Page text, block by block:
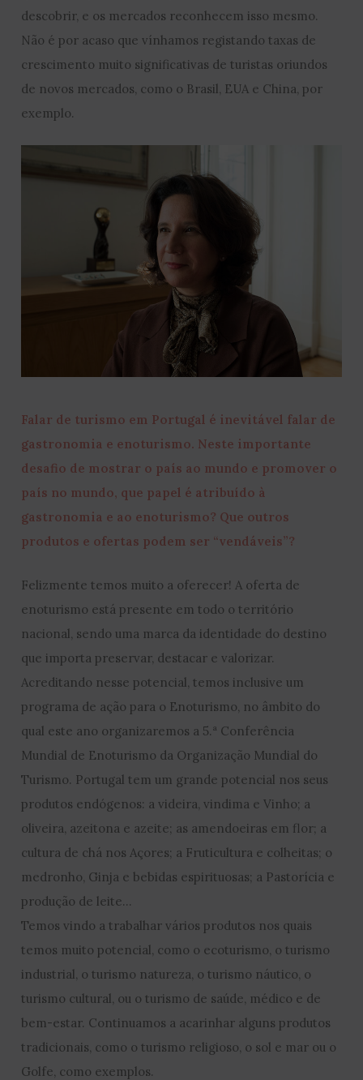
descobrir, e os mercados reconhecem isso mesmo.
Não é por acaso que vínhamos registando taxas de
crescimento muito significativas de turistas oriundos
de novos mercados, como o Brasil, EUA e China, por
exemplo.
Falar de turismo em Portugal é inevitável falar de
gastronomia e enoturismo. Neste importante
desafio de mostrar o país ao mundo e promover o
país no mundo, que papel é atribuído à
gastronomia e ao enoturismo? Que outros
produtos e ofertas podem ser “vendáveis”?
Felizmente temos muito a oferecer! A oferta de
enoturismo está presente em todo o território
nacional, sendo uma marca da identidade do destino
que importa preservar, destacar e valorizar.
Acreditando nesse potencial, temos inclusive um
programa de ação para o Enoturismo, no âmbito do
qual este ano organizaremos a 5.ª Conferência
Mundial de Enoturismo da Organização Mundial do
Turismo. Portugal tem um grande potencial nos seus
produtos endógenos: a videira, vindima e Vinho; a
oliveira, azeitona e azeite; as amendoeiras em flor; a
cultura de chá nos Açores; a Fruticultura e colheitas; o
medronho, Ginja e bebidas espirituosas; a Pastorícia e
produção de leite…
Temos vindo a trabalhar vários produtos nos quais
temos muito potencial, como o ecoturismo, o turismo
industrial, o turismo natureza, o turismo náutico, o
turismo cultural, ou o turismo de saúde, médico e de
bem-estar. Continuamos a acarinhar alguns produtos
tradicionais, como o turismo religioso, o sol e mar ou o
Golfe, como exemplos.